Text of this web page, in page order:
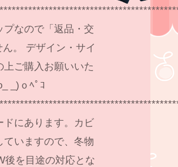
プなので「返品・交
。 デザイン・サイ
上ご購入お願いいた
_)ｏﾍﾟｺ
ドにあります。カビ
ていますので、冬物
後を目途の対応とな